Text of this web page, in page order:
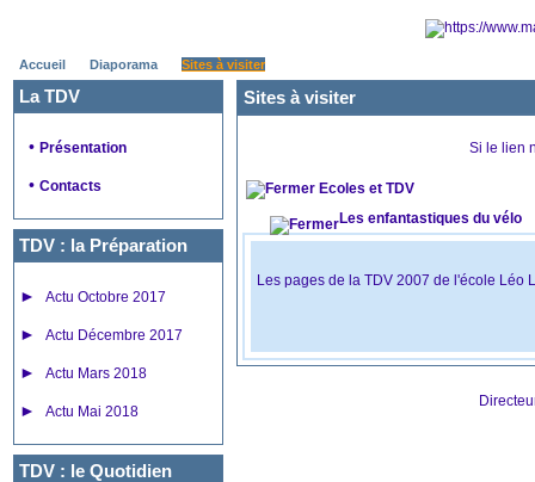
Accueil Diaporama Sites à visiter
La TDV
• Présentation
• Contacts
TDV : la Préparation
► Actu Octobre 2017
► Actu Décembre 2017
► Actu Mars 2018
► Actu Mai 2018
TDV : le Quotidien
Sites à visiter
Si le lien
Ecoles et TDV
Les enfantastiques du vélo
Les pages de la TDV 2007 de l'école Léo